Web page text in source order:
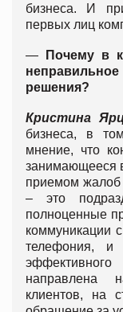
бизнеса. И
первых лиц
—
Почему в
решения?
Кристина
бизнеса, в
мнение, что
занимающееся
приемом жалоб
– это
полноценные
коммуникации
телефония, и
направлена
клиентов, на